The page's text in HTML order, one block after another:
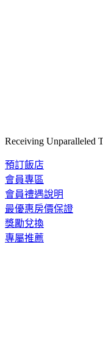
Receiving Unparalleled
預訂飯店
會員專區
會員禮遇說明
最優惠房價保證
獎勵兌換
專屬推薦